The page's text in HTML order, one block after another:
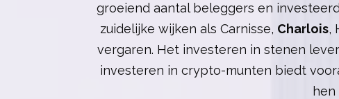
groeiend aantal beleggers en
zuidelijke wijken als Carnisse, Charlois,
vergaren. Het investeren in stenen
investeren in crypto-munten biedt